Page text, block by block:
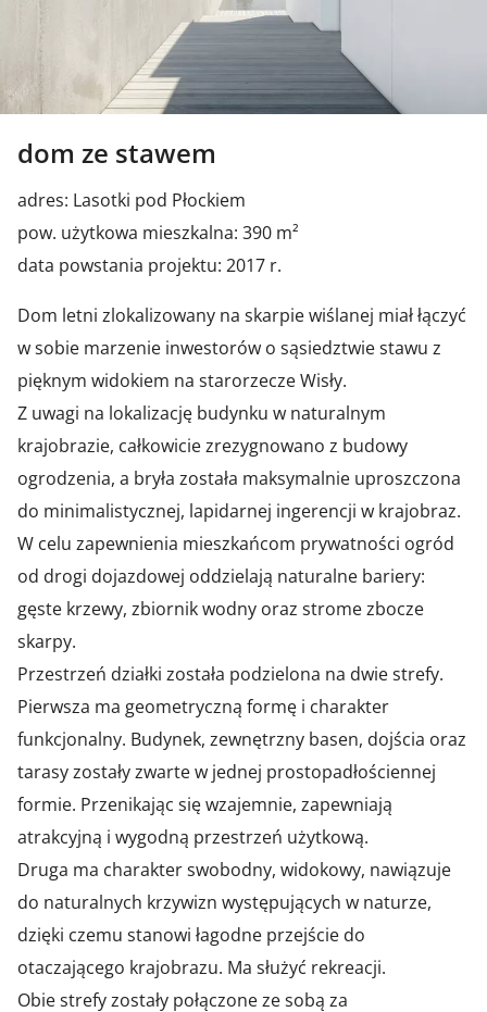
dom ze stawem
adres: Lasotki pod Płockiem
pow. użytkowa mieszkalna: 390 m²
data powstania projektu: 2017 r.
Dom letni zlokalizowany na skarpie wiślanej miał łączyć
w sobie marzenie inwestorów o sąsiedztwie stawu z
pięknym widokiem na starorzecze Wisły.
Z uwagi na lokalizację budynku w naturalnym
krajobrazie, całkowicie zrezygnowano z budowy
ogrodzenia, a bryła została maksymalnie uproszczona
do minimalistycznej, lapidarnej ingerencji w krajobraz.
W celu zapewnienia mieszkańcom prywatności ogród
od drogi dojazdowej oddzielają naturalne bariery:
gęste krzewy, zbiornik wodny oraz strome zbocze
skarpy.
Przestrzeń działki została podzielona na dwie strefy.
Pierwsza ma geometryczną formę i charakter
funkcjonalny. Budynek, zewnętrzny basen, dojścia oraz
tarasy zostały zwarte w jednej prostopadłościennej
formie. Przenikając się wzajemnie, zapewniają
atrakcyjną i wygodną przestrzeń użytkową.
Druga ma charakter swobodny, widokowy, nawiązuje
do naturalnych krzywizn występujących w naturze,
dzięki czemu stanowi łagodne przejście do
otaczającego krajobrazu. Ma służyć rekreacji.
Obie strefy zostały połączone ze sobą za